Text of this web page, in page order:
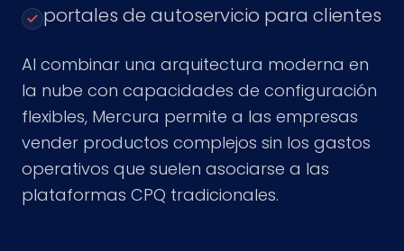
portales de autoservicio para clientes
Al combinar una arquitectura moderna en
la nube con capacidades de configuración
flexibles, Mercura permite a las empresas
vender productos complejos sin los gastos
operativos que suelen asociarse a las
plataformas CPQ tradicionales.